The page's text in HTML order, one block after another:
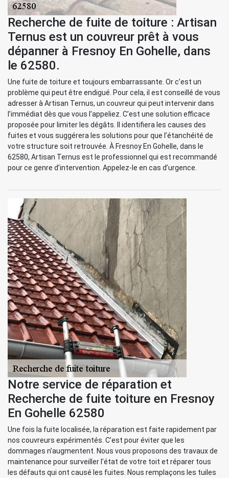
Recherche de fuite de toiture : Artisan
Ternus est un couvreur prêt à vous
dépanner à Fresnoy En Gohelle, dans
le 62580.
Une fuite de toiture et toujours embarrassante. Or c’est un
problème qui peut être endigué. Pour cela, il est conseillé de vous
adresser à Artisan Ternus, un couvreur qui peut intervenir dans
l’immédiat dès que vous l’appeliez. C’est une solution efficace
proposée pour limiter les dégâts. Il identifiera les causes des
fuites et vous suggérera les solutions pour que l’étanchéité de
votre structure soit retrouvée. À Fresnoy En Gohelle, dans le
62580, Artisan Ternus est le professionnel qui est recommandé
pour ce genre d’intervention. Appelez-le en cas d’urgence.
Notre service de réparation et
Recherche de fuite toiture en Fresnoy
En Gohelle 62580
Une fois la fuite localisée, la réparation est faite rapidement par
nos couvreurs expérimentés. C’est pour éviter que les
dommages n’augmentent. Nous vous proposons des travaux de
maintenance pour surveiller l’état de votre toit et réparer tous
les défauts qui ont causé les fuites. Nous remplaçons les tuiles